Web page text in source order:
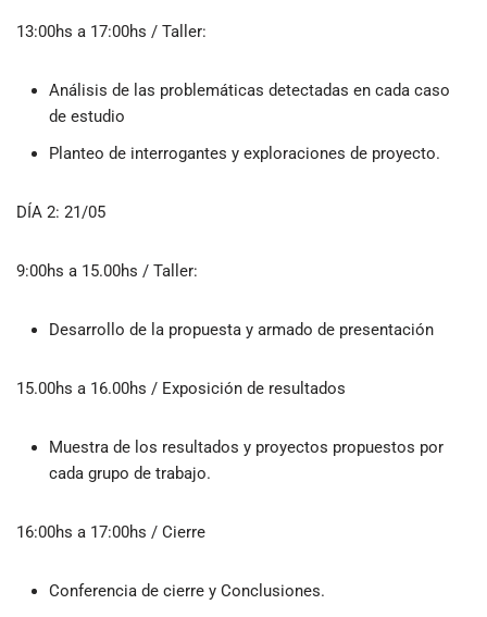
13:00hs a 17:00hs / Taller:
Análisis de las problemáticas detectadas en cada caso
de estudio
Planteo de interrogantes y exploraciones de proyecto.
DÍA 2: 21/05
9:00hs a 15.00hs / Taller:
Desarrollo de la propuesta y armado de presentación
15.00hs a 16.00hs / Exposición de resultados
Muestra de los resultados y proyectos propuestos por
cada grupo de trabajo.
16:00hs a 17:00hs / Cierre
Conferencia de cierre y Conclusiones.